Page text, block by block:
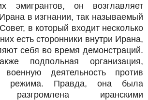
эмигрантов, он возглавляет
в изгнании, так называемый
в который входит несколько
есть сторонники внутри Ирана,
себя во время демонстраций.
подпольная организация,
деятельность против
режима. Правда, она была
разгромлена иранскими